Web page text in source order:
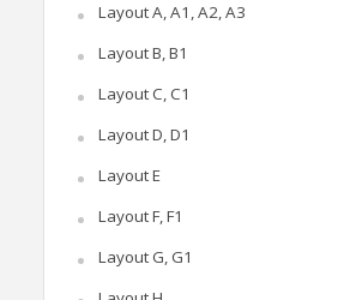
Layout A, A1, A2, A3
Layout B, B1
Layout C, C1
Layout D, D1
Layout E
Layout F, F1
Layout G, G1